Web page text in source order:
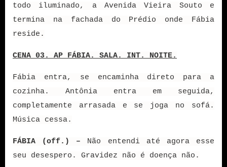
todo iluminado, a Avenida Vieira Souto e
termina na fachada do Prédio onde Fábia
reside.
CENA 03. AP FÁBIA. SALA. INT. NOITE.
Fábia entra, se encaminha direto para a
cozinha. Antônia entra em seguida,
completamente arrasada e se joga no sofá.
Música cessa.
FÁBIA (off.) – Não entendi até agora esse
seu desespero. Gravidez não é doença não.